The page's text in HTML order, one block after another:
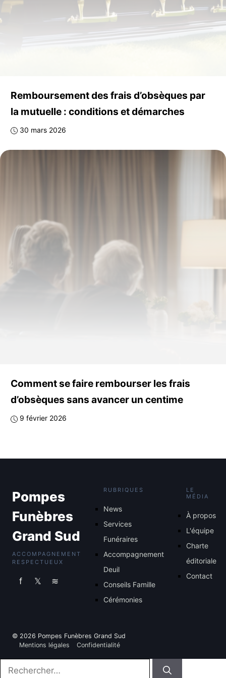
Remboursement des frais d’obsèques par
la mutuelle : conditions et démarches
30 mars 2026
Comment se faire rembourser les frais
d’obsèques sans avancer un centime
9 février 2026
Pompes
Funèbres
Grand Sud
ACCOMPAGNEMENT
RESPECTUEUX
f 𝕏 ≋
RUBRIQUES
News
Services
Funéraires
Accompagnement
Deuil
Conseils Famille
Cérémonies
LE
MÉDIA
À propos
L'équipe
Charte
éditoriale
Contact
© 2026 Pompes Funèbres Grand Sud
Mentions légales
Confidentialité